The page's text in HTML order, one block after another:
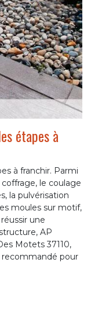
étapes à
à franchir. Parmi
le coulage
la pulvérisation
moules sur motif,
une
AP
Motets 37110,
pour